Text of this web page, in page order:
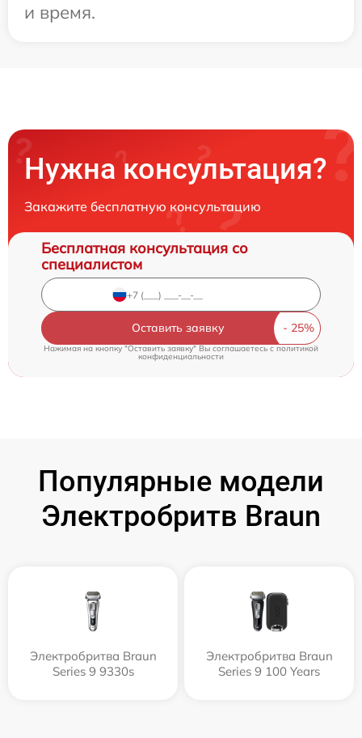
и время.
Нужна консультация?
Закажите бесплатную консультацию
Бесплатная консультация со
специалистом
Оставить заявку
Нажимая на кнопку "Оставить заявку" Вы соглашаетесь cполитикой
конфиденциальности
Популярные модели
Электробритв Braun
Электробритва Braun
Series 9 9330s
Электробритва Braun
Series 9 100 Years